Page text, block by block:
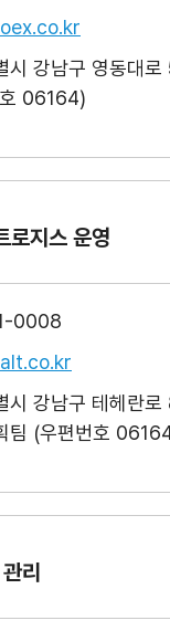
시 강남구 영동대
06164)
로지스 운영
0008
시 강남구 테헤란
팀 (우편번호
리